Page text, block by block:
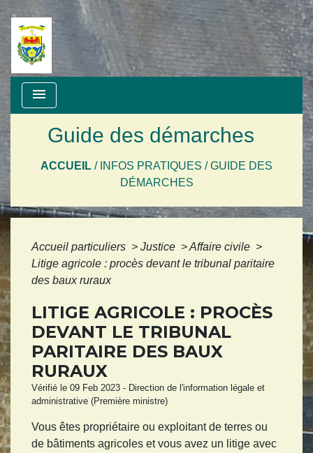
menu
Guide des démarches
ACCUEIL / INFOS PRATIQUES /GUIDE DES
DÉMARCHES
Accueil particuliers > Justice >Affaire civile >
Litige agricole : procès devant le tribunal paritaire
des baux ruraux
LITIGE AGRICOLE : PROCÈS
DEVANT LE TRIBUNAL
PARITAIRE DES BAUX
RURAUX
Vérifié le 09 Feb 2023 - Direction de l'information légale et
administrative (Première ministre)
Vous êtes propriétaire ou exploitant de terres ou
de bâtiments agricoles et vous avez un litige avec